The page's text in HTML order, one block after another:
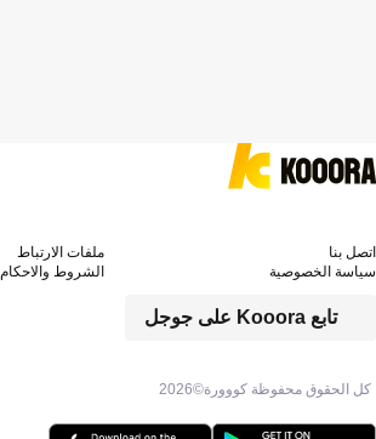
كل الحقوق محفوظة كووورة©2026
تابع Kooora على جوجل
اتصل بنا
ملفات الارتباط
سياسة الخصوصية
الشروط والاحكام